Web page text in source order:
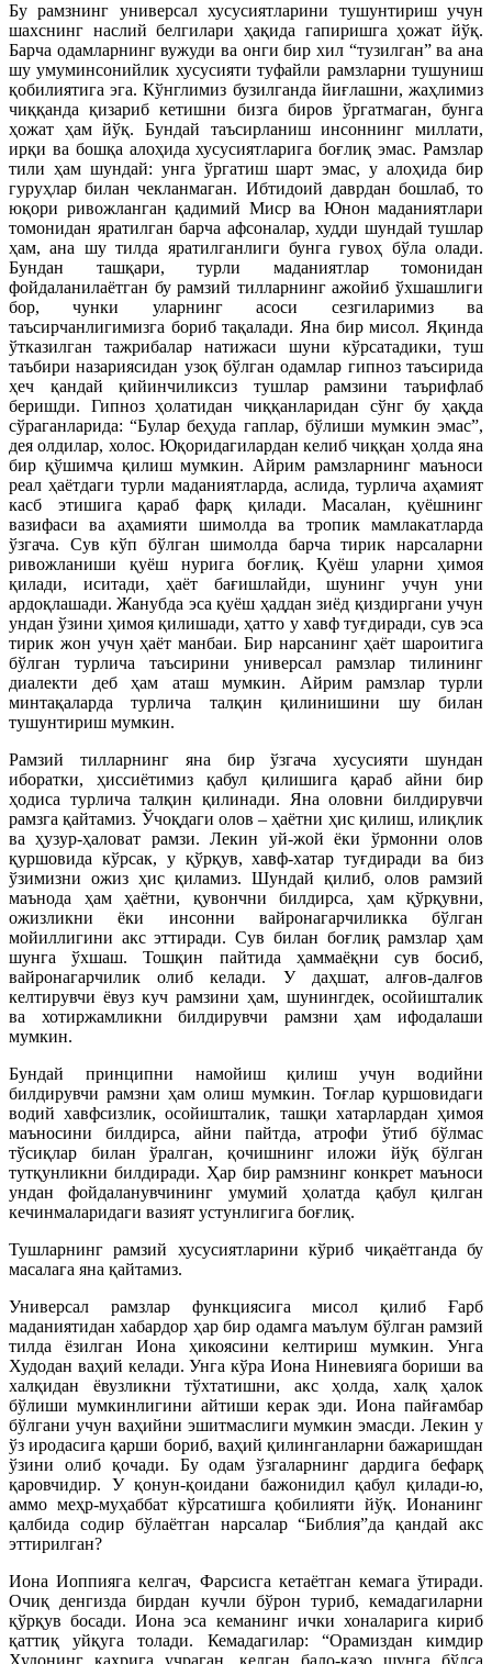
Бу рамзнинг универсал хусусиятларини тушунтириш учун
шахснинг наслий белгилари ҳақида гапиришга ҳожат йўқ.
Барча одамларнинг вужуди ва онги бир хил “тузилган” ва ана
шу умуминсонийлик хусусияти туфайли рамзларни тушуниш
қобилиятига эга. Кўнглимиз бузилганда йиғлашни, жаҳлимиз
чиққанда қизариб кетишни бизга биров ўргатмаган, бунга
ҳожат ҳам йўқ. Бундай таъсирланиш инсоннинг миллати,
ирқи ва бошқа алоҳида хусусиятларига боғлиқ эмас. Рамзлар
тили ҳам шундай: унга ўргатиш шарт эмас, у алоҳида бир
гуруҳлар билан чекланмаган. Ибтидоий даврдан бошлаб, то
юқори ривожланган қадимий Миср ва Юнон маданиятлари
томонидан яратилган барча афсоналар, худди шундай тушлар
ҳам, ана шу тилда яратилганлиги бунга гувоҳ бўла олади.
Бундан ташқари, турли маданиятлар томонидан
фойдаланилаётган бу рамзий тилларнинг ажойиб ўхшашлиги
бор, чунки уларнинг асоси сезгиларимиз ва
таъсирчанлигимизга бориб тақалади. Яна бир мисол. Яқинда
ўтказилган тажрибалар натижаси шуни кўрсатадики, туш
таъбири назариясидан узоқ бўлган одамлар гипноз таъсирида
ҳеч қандай қийинчиликсиз тушлар рамзини таърифлаб
беришди. Гипноз ҳолатидан чиққанларидан сўнг бу ҳақда
сўраганларида: “Булар беҳуда гаплар, бўлиши мумкин эмас”,
дея олдилар, холос. Юқоридагилардан келиб чиққан ҳолда яна
бир қўшимча қилиш мумкин. Айрим рамзларнинг маъноси
реал ҳаётдаги турли маданиятларда, аслида, турлича аҳамият
касб этишига қараб фарқ қилади. Масалан, қуёшнинг
вазифаси ва аҳамияти шимолда ва тропик мамлакатларда
ўзгача. Сув кўп бўлган шимолда барча тирик нарсаларни
ривожланиши қуёш нурига боғлиқ. Қуёш уларни ҳимоя
қилади, иситади, ҳаёт бағишлайди, шунинг учун уни
ардоқлашади. Жанубда эса қуёш ҳаддан зиёд қиздиргани учун
ундан ўзини ҳимоя қилишади, ҳатто у хавф туғдиради, сув эса
тирик жон учун ҳаёт манбаи. Бир нарсанинг ҳаёт шароитига
бўлган турлича таъсирини универсал рамзлар тилининг
диалекти деб ҳам аташ мумкин. Айрим рамзлар турли
минтақаларда турлича талқин қилинишини шу билан
тушунтириш мумкин.
Рамзий тилларнинг яна бир ўзгача хусусияти шундан
иборатки, ҳиссиётимиз қабул қилишига қараб айни бир
ҳодиса турлича талқин қилинади. Яна оловни билдирувчи
рамзга қайтамиз. Ўчоқдаги олов – ҳаётни ҳис қилиш, илиқлик
ва ҳузур-ҳаловат рамзи. Лекин уй-жой ёки ўрмонни олов
қуршовида кўрсак, у қўрқув, хавф-хатар туғдиради ва биз
ўзимизни ожиз ҳис қиламиз. Шундай қилиб, олов рамзий
маънода ҳам ҳаётни, қувончни билдирса, ҳам қўрқувни,
ожизликни ёки инсонни вайронагарчиликка бўлган
мойиллигини акс эттиради. Сув билан боғлиқ рамзлар ҳам
шунга ўхшаш. Тошқин пайтида ҳаммаёқни сув босиб,
вайронагарчилик олиб келади. У даҳшат, алғов-далғов
келтирувчи ёвуз куч рамзини ҳам, шунингдек, осойишталик
ва хотиржамликни билдирувчи рамзни ҳам ифодалаши
мумкин.
Бундай принципни намойиш қилиш учун водийни
билдирувчи рамзни ҳам олиш мумкин. Тоғлар қуршовидаги
водий хавфсизлик, осойишталик, ташқи хатарлардан ҳимоя
маъносини билдирса, айни пайтда, атрофи ўтиб бўлмас
тўсиқлар билан ўралган, қочишнинг иложи йўқ бўлган
тутқунликни билдиради. Ҳар бир рамзнинг конкрет маъноси
ундан фойдаланувчининг умумий ҳолатда қабул қилган
кечинмаларидаги вазият устунлигига боғлиқ.
Тушларнинг рамзий хусусиятларини кўриб чиқаётганда бу
масалага яна қайтамиз.
Универсал рамзлар функциясига мисол қилиб Ғарб
маданиятидан хабардор ҳар бир одамга маълум бўлган рамзий
тилда ёзилган Иона ҳикоясини келтириш мумкин. Унга
Худодан ваҳий келади. Унга кўра Иона Ниневияга бориши ва
халқидан ёвузликни тўхтатишни, акс ҳолда, халқ ҳалок
бўлиши мумкинлигини айтиши керак эди. Иона пайғамбар
бўлгани учун ваҳийни эшитмаслиги мумкин эмасди. Лекин у
ўз иродасига қарши бориб, ваҳий қилинганларни бажаришдан
ўзини олиб қочади. Бу одам ўзгаларнинг дардига бефарқ
қаровчидир. У қонун-қоидани бажонидил қабул қилади-ю,
аммо меҳр-муҳаббат кўрсатишга қобилияти йўқ. Ионанинг
қалбида содир бўлаётган нарсалар “Библия”да қандай акс
эттирилган?
Иона Иоппияга келгач, Фарсисга кетаётган кемага ўтиради.
Очиқ денгизда бирдан кучли бўрон туриб, кемадагиларни
қўрқув босади. Иона эса кеманинг ички хоналарига кириб
қаттиқ уйқуга толади. Кемадагилар: “Орамиздан кимдир